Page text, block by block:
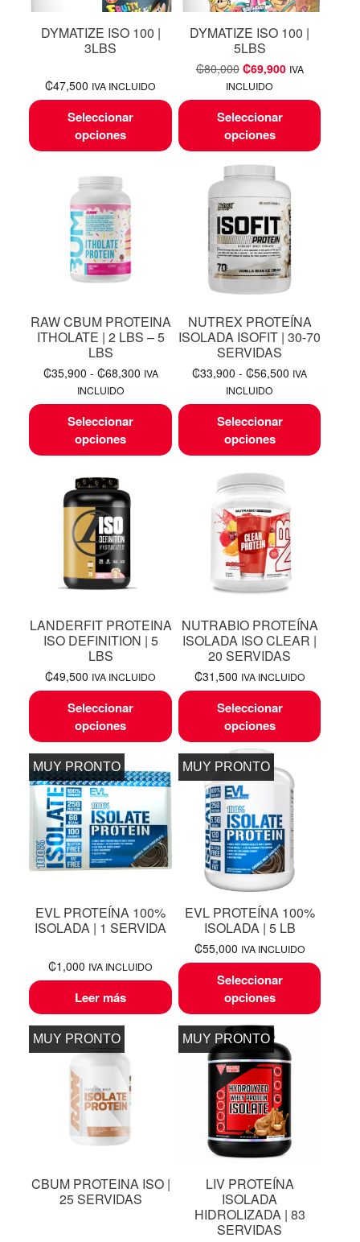
DYMATIZE ISO 100 |
3LBS
₡47,500 IVA INCLUIDO
Seleccionar
opciones
DYMATIZE ISO 100 |
5LBS
₡80,000 ₡69,900 IVA
INCLUIDO
Seleccionar
opciones
RAW CBUM PROTEINA
ITHOLATE | 2 LBS – 5
LBS
₡35,900 - ₡68,300 IVA
INCLUIDO
Seleccionar
opciones
NUTREX PROTEÍNA
ISOLADA ISOFIT | 30-70
SERVIDAS
₡33,900 - ₡56,500 IVA
INCLUIDO
Seleccionar
opciones
LANDERFIT PROTEINA
ISO DEFINITION | 5
LBS
₡49,500 IVA INCLUIDO
Seleccionar
opciones
NUTRABIO PROTEÍNA
ISOLADA ISO CLEAR |
20 SERVIDAS
₡31,500 IVA INCLUIDO
Seleccionar
opciones
MUY PRONTO
EVL PROTEÍNA 100%
ISOLADA | 1 SERVIDA
₡1,000 IVA INCLUIDO
Leer más
MUY PRONTO
EVL PROTEÍNA 100%
ISOLADA | 5 LB
₡55,000 IVA INCLUIDO
Seleccionar
opciones
MUY PRONTO
CBUM PROTEINA ISO |
25 SERVIDAS
MUY PRONTO
LIV PROTEÍNA
ISOLADA
HIDROLIZADA | 83
SERVIDAS